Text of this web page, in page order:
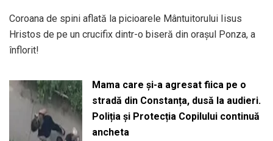
Coroana de spini aflată la picioarele Mântuitorului Iisus
Hristos de pe un crucifix dintr-o biseră din orașul Ponza, a
înflorit!
Mama care și-a agresat fiica pe o
stradă din Constanța, dusă la audieri.
Poliția și Protecția Copilului continuă
ancheta